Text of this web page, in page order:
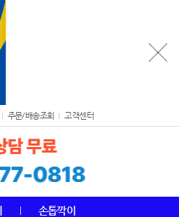
주문/배송조회 고객센터
손톱깍이